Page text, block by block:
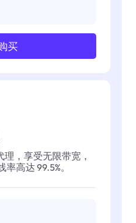
买
，享受无限带宽，
高达 99.5%。